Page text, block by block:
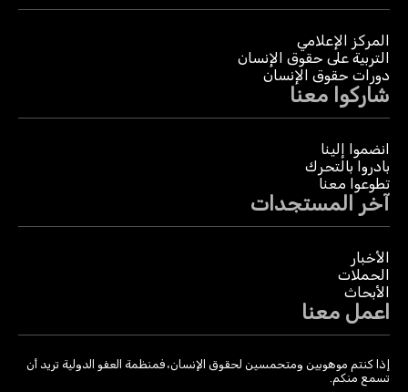
المركز الإعلامي
التربية على حقوق الإنسان
دورات حقوق الإنسان
شاركوا معنا
انضموا إلينا
بادروا بالتحرك
تطوعوا معنا
آخر المستجدات
الأخبار
الحملات
الأبحاث
اعمل معنا
إذا كنتم موهوبين ومتحمسين لحقوق الإنسان، فمنظمة العفو الدولية تريد أن
تسمع منكم.